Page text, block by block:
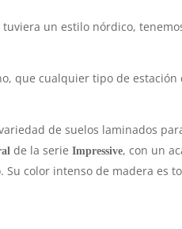
un estilo nórdico,
que cualquier tipo de
de suelos laminados
de la serie Impressive, con un
color intenso de madera es